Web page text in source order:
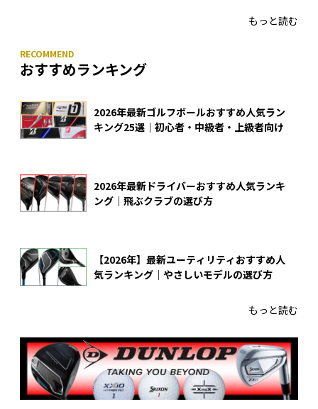
もっと読む
おすすめランキング
2026年最新ゴルフボールおすすめ人気ラン
キング25選｜初心者・中級者・上級者向け
2026年最新ドライバーおすすめ人気ランキ
ング｜飛ぶクラブの選び方
【2026年】最新ユーティリティおすすめ人
気ランキング｜やさしいモデルの選び方
もっと読む